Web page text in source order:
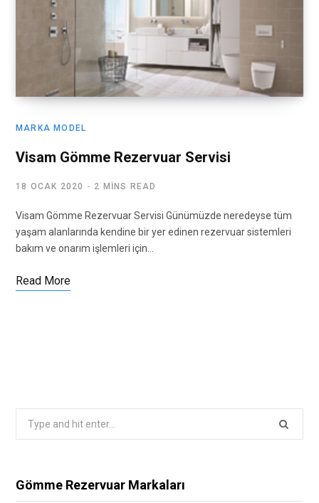
MARKA MODEL
Visam Gömme Rezervuar Servisi
18 OCAK 2020 2 MINS READ
Visam Gömme Rezervuar Servisi Günümüzde neredeyse tüm
yaşam alanlarında kendine bir yer edinen rezervuar sistemleri
bakım ve onarım işlemleri için…
Read More
Gömme Rezervuar Markaları